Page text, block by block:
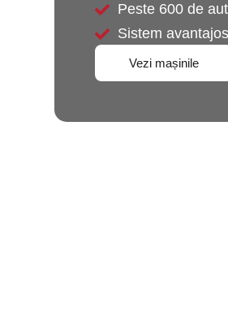
Peste 600 de
Sistem
Vezi mașinile